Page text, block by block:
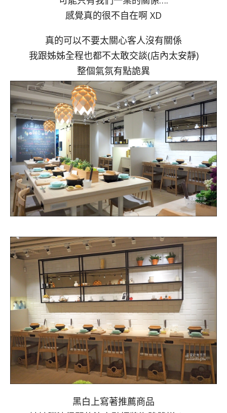
感覺真的很不自在啊 XD
真的可以不要太關心客人沒有關係
我跟姊姊全程也都不太敢交談(店內太安靜)
整個氣氛有點詭異
黑白上寫著推薦商品